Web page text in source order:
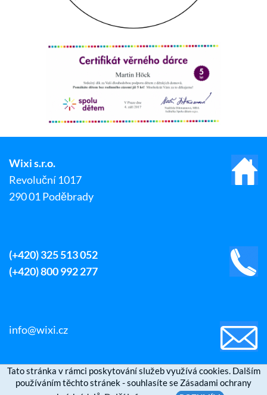
Wixi s.r.o.
Revoluční 1017
290 01 Poděbrady
(+420) 325 513 052
(+420) 800 992 277
info@wixi.cz
Tato stránka v rámci poskytování služeb využívá cookies. Dalším
používáním těchto stránek - souhlasíte se Zásadami ochrany